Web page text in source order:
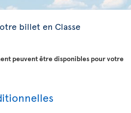
billet en Classe
peuvent être disponibles pour votre